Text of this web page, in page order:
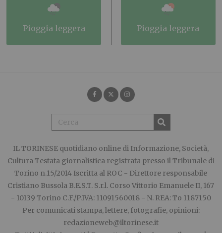
pioggia leggera pioggia leggera
IL TORINESE quotidiano online di Informazione, Società,
Cultura Testata giornalistica registrata presso il Tribunale di
Torino n.15/2014 Iscritta al ROC - Direttore responsabile
Cristiano Bussola B.E.S.T. S.r.l. Corso Vittorio Emanuele II, 167
- 10139 Torino C.F./P.IVA: 11091560018 - N. REA: To 1187150
Per comunicati stampa, lettere, fotografie, opinioni:
redazioneweb@iltorinese.it